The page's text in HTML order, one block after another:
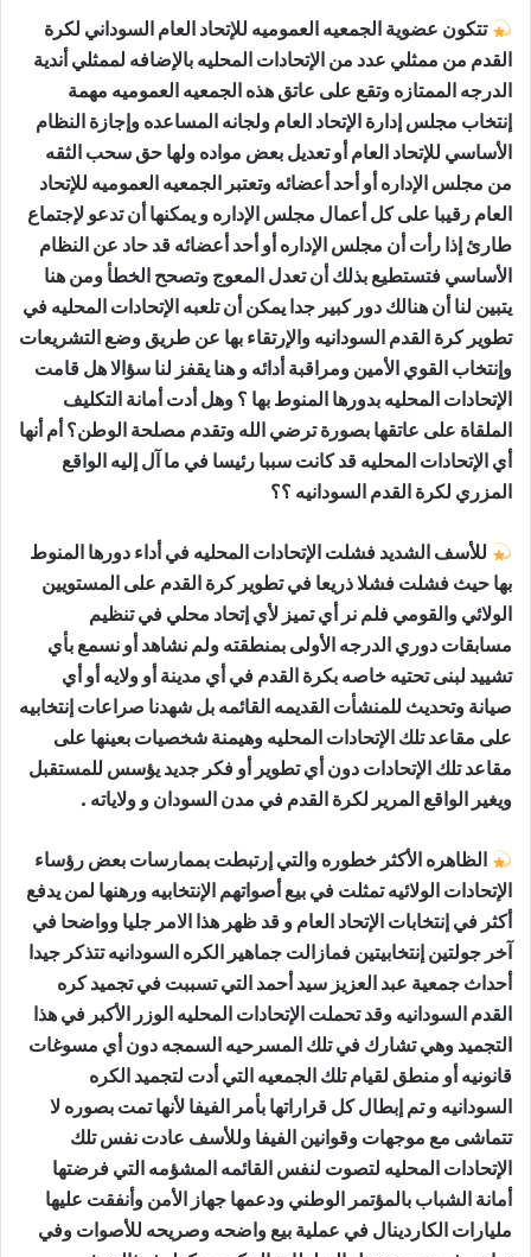
تتكون عضوية الجمعيه العموميه للإتحاد العام السوداني لكرة
القدم من ممثلي عدد من الإتحادات المحليه بالإضافه لممثلي أندية
الدرجه الممتازه وتقع على عاتق هذه الجمعيه العموميه مهمة
إنتخاب مجلس إدارة الإتحاد العام ولجانه المساعده وإجازة النظام
الأساسي للإتحاد العام أو تعديل بعض مواده ولها حق سحب الثقه
من مجلس الإداره أو أحد أعضائه وتعتبر الجمعيه العموميه للإتحاد
العام رقيبا على كل أعمال مجلس الإداره و يمكنها أن تدعو لإجتماع
طارئ إذا رأت أن مجلس الإداره أو أحد أعضائه قد حاد عن النظام
الأساسي فتستطيع بذلك أن تعدل المعوج وتصحح الخطأ ومن هنا
يتبين لنا أن هنالك دور كبير جدا يمكن أن تلعبه الإتحادات المحليه في
تطوير كرة القدم السودانيه والإرتقاء بها عن طريق وضع التشريعات
وإنتخاب القوي الأمين ومراقبة أدائه و هنا يقفز لنا سؤالا هل قامت
الإتحادات المحليه بدورها المنوط بها ؟ وهل أدت أمانة التكليف
الملقاة على عاتقها بصورة ترضي الله وتقدم مصلحة الوطن؟ أم أنها
أي الإتحادات المحليه قد كانت سببا رئيسا في ما آل إليه الواقع
المزري لكرة القدم السودانيه ؟؟
للأسف الشديد فشلت الإتحادات المحليه في أداء دورها المنوط
بها حيث فشلت فشلا ذريعا في تطوير كرة القدم على المستويين
الولائي والقومي فلم نر أي تميز لأي إتحاد محلي في تنظيم
مسابقات دوري الدرجه الأولى بمنطقته ولم نشاهد أو نسمع بأي
تشييد لبنى تحتيه خاصه بكرة القدم في أي مدينة أو ولايه أو أي
صيانة وتحديث للمنشأت القديمه القائمه بل شهدنا صراعات إنتخابيه
على مقاعد تلك الإتحادات المحليه وهيمنة شخصيات بعينها على
مقاعد تلك الإتحادات دون أي تطوير أو فكر جديد يؤسس للمستقبل
ويغير الواقع المرير لكرة القدم في مدن السودان و ولاياته .
الظاهره الأكثر خطوره والتي إرتبطت بممارسات بعض رؤساء
الإتحادات الولائيه تمثلت في بيع أصواتهم الإنتخابيه ورهنها لمن يدفع
أكثر في إنتخابات الإتحاد العام و قد ظهر هذا الامر جليا وواضحا في
آخر جولتين إنتخابيتين فمازالت جماهير الكره السودانيه تتذكر جيدا
أحداث جمعية عبد العزيز سيد أحمد التي تسببت في تجميد كره
القدم السودانيه وقد تحملت الإتحادات المحليه الوزر الأكبر في هذا
التجميد وهي تشارك في تلك المسرحيه السمجه دون أي مسوغات
قانونيه أو منطق لقيام تلك الجمعيه التي أدت لتجميد الكره
السودانيه و تم إبطال كل قراراتها بأمر الفيفا لأنها تمت بصوره لا
تتماشى مع موجهات وقوانين الفيفا وللأسف عادت نفس تلك
الإتحادات المحليه لتصوت لنفس القائمه المشؤمه التي فرضتها
أمانة الشباب بالمؤتمر الوطني ودعمها جهاز الأمن وأنفقت عليها
مليارات الكاردينال في عملية بيع واضحه وصريحه للأصوات وفي